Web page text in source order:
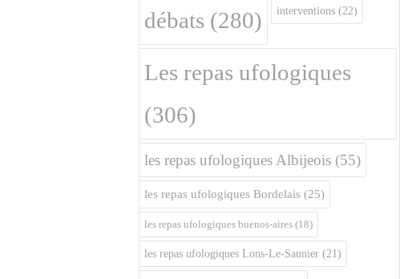
débats (280) interventions (22)
Les repas ufologiques
(306)
les repas ufologiques Albijeois (55)
les repas ufologiques Bordelais (25)
les repas ufologiques buenos-aires (18)
les repas ufologiques Lons-Le-Saunier (21)